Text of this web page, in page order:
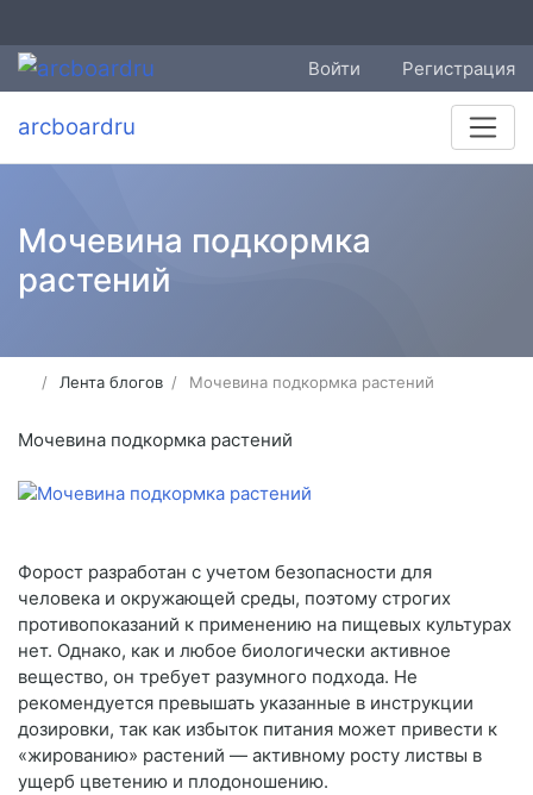
Войти Регистрация
arcboardru
Мочевина подкормка
растений
Лента блогов Мочевина подкормка растений
Мочевина подкормка растений
Форост разработан с учетом безопасности для
человека и окружающей среды, поэтому строгих
противопоказаний к применению на пищевых культурах
нет. Однако, как и любое биологически активное
вещество, он требует разумного подхода. Не
рекомендуется превышать указанные в инструкции
дозировки, так как избыток питания может привести к
«жированию» растений — активному росту листвы в
ущерб цветению и плодоношению.